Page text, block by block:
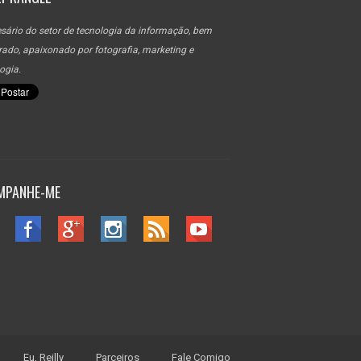
do setor de tecnologia da informação, bem
apaixonado por fotografia, marketing e
ME
Eu, Reilly Parceiros Fale Comigo